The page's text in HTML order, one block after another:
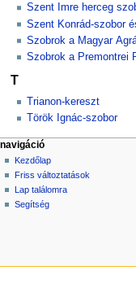
Szent Imre herceg
Szent Konrád-szobor
Szobrok a Magyar
Szobrok a Premontrei
T
Trianon-kereszt
Török Ignác-szobor
navigáció
Kezdőlap
Friss változtatások
Lap találomra
Segítség